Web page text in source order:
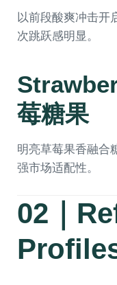
以前段酸爽冲击开
次跳跃感明显。
莓糖果
明亮草莓果香融合
强市场适配性。
02｜